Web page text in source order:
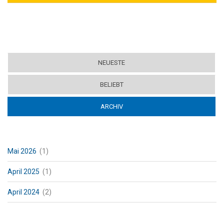
NEUESTE
BELIEBT
ARCHIV(ACTIVE TAB)
Mai 2026 (1)
April 2025 (1)
April 2024 (2)